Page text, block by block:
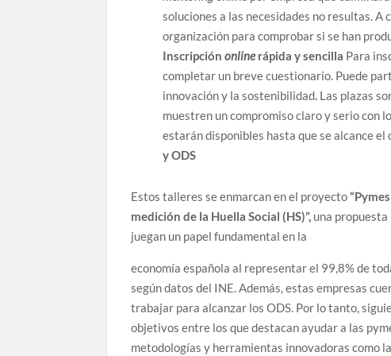
soluciones a las necesidades no resultas. A
organización para comprobar si se han
Inscripciónonlinerápida y sencilla Para
completar un breve cuestionario. Puede
innovación y la sostenibilidad. Las plazas
muestren un compromiso claro y serio con
estarán disponibles hasta que se alcance
y ODS
Estos talleres se enmarcan en el proyecto
medición de la Huella Social (HS)”, una propuesta
juegan un papel fundamental en la
economía española al representar el 99,8% de
según datos del INE. Además, estas empresas
trabajar para alcanzar los ODS. Por lo tanto,
objetivos entre los que destacan ayudar a las
metodologías y herramientas innovadoras como